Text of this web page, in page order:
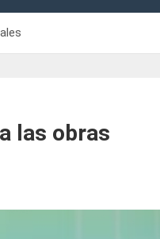
las obras